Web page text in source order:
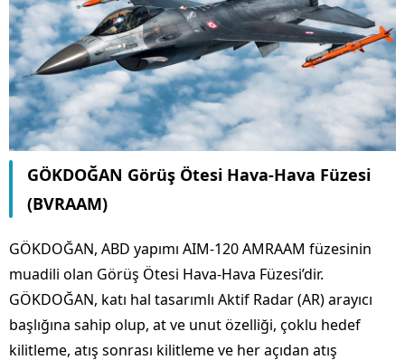
GÖKDOĞAN Görüş Ötesi Hava-Hava Füzesi
(BVRAAM)
GÖKDOĞAN, ABD yapımı AIM-120 AMRAAM füzesinin
muadili olan Görüş Ötesi Hava-Hava Füzesi’dir.
GÖKDOĞAN, katı hal tasarımlı Aktif Radar (AR) arayıcı
başlığına sahip olup, at ve unut özelliği, çoklu hedef
kilitleme, atış sonrası kilitleme ve her açıdan atış